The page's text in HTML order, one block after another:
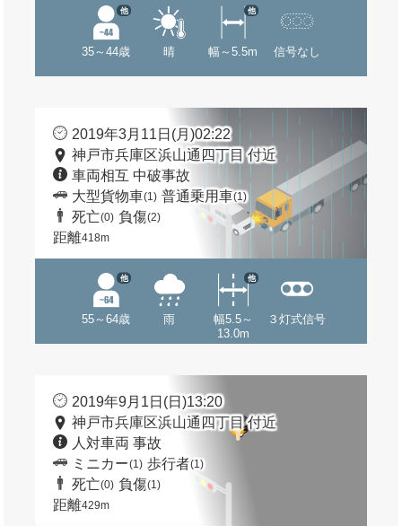
35～44歳
他
晴 幅～5.5m
他
信号なし
2019年3月11日(月)02:22
神戸市兵庫区浜山通四丁目 付近
車両相互 中破事故
大型貨物車(1) 普通乗用車(1)
死亡(0) 負傷(2)
距離418m
55～64歳
他
雨
幅5.5～
13.0m
他
３灯式信号
2019年9月1日(日)13:20
神戸市兵庫区浜山通四丁目 付近
人対車両 事故
ミニカー(1) 歩行者(1)
死亡(0) 負傷(1)
距離429m